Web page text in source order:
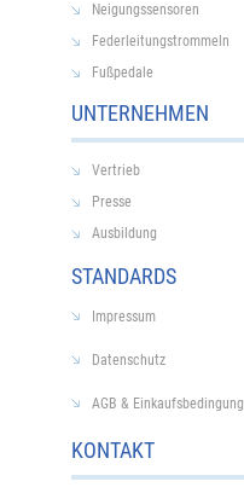
UNTERNEHMEN
KONTAKT
Neigungssensoren
Federleitungstrommeln
Fußpedale
Vertrieb
Presse
Ausbildung
STANDARDS
Impressum
Datenschutz
AGB &